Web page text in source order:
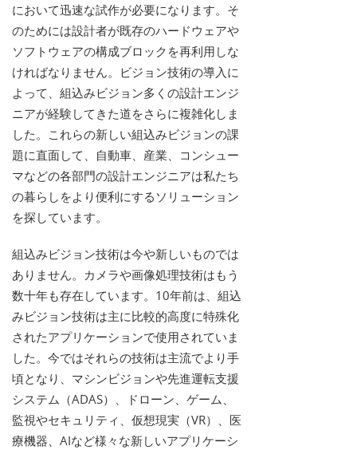
において迅速な試作が必要になります。そ
のためには設計者が既存のハードウェアや
ソフトウェアの構成ブロックを再利用しな
ければなりません。ビジョン技術の導入に
よって、組込みビジョン多くの設計エンジ
ニアが経験してきた道をさらに複雑化しま
した。これらの新しい組込みビジョンの課
題に直面して、自動車、産業、コンシュー
マなどの各部門の設計エンジニアは私たち
の暮らしをより便利にするソリューション
を探しています。
組込みビジョン技術は今や新しいものでは
ありません。カメラや画像処理技術はもう
数十年も存在しています。10年前は、組込
みビジョン技術は主に比較的高度に特殊化
されたアプリケーションで使用されていま
した。今ではそれらの技術は主流でより手
頃となり、マシンビジョンや先進運転支援
システム（ADAS）、ドローン、ゲーム、
監視やセキュリティ、仮想現実（VR）、医
療機器、AIなど様々な新しいアプリケーシ